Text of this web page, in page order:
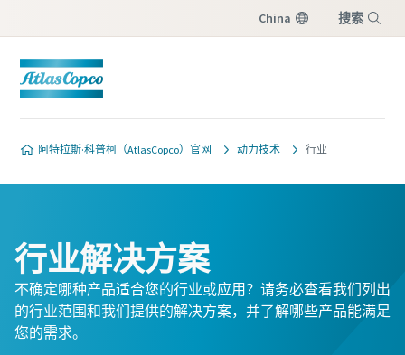
China 搜索
阿特拉斯·科普柯（AtlasCopco）官网 动力技术 行业
行业解决方案
不确定哪种产品适合您的行业或应用？请务必查看我们列出
的行业范围和我们提供的解决方案，并了解哪些产品能满足
您的需求。